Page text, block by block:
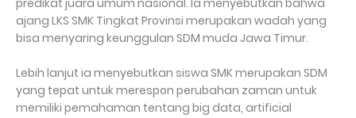
ajang LKS SMK Tingkat Provinsi merupakan wadah yang
bisa menyaring keunggulan SDM muda Jawa Timur.
Lebih lanjut ia menyebutkan siswa SMK merupakan SDM
yang tepat untuk merespon perubahan zaman untuk
memiliki pemahaman tentang big data, artificial